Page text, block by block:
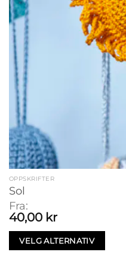
OPPSKRIFTER
Sol
Fra:
40,00 kr
VELG ALTERNATIV